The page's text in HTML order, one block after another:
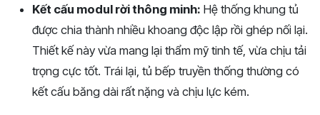
Kết cấu modul rời thông minh: Hệ thống khung tủ
được chia thành nhiều khoang độc lập rồi ghép nối lại.
Thiết kế này vừa mang lại thẩm mỹ tinh tế, vừa chịu tải
trọng cực tốt. Trái lại, tủ bếp truyền thống thường có
kết cấu băng dài rất nặng và chịu lực kém.